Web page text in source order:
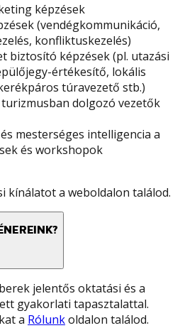
képzések
(vendégkommunikáció,
konfliktuskezelés)
biztosító képzések (pl. utazási
értékesítő, lokális
túravezető stb.)
dolgozó vezetők
mesterséges intelligencia a
és workshopok
kínálatot a weboldalon találod.
jelentős oktatási és a
gyakorlati tapasztalattal.
a Rólunkoldalon találod.